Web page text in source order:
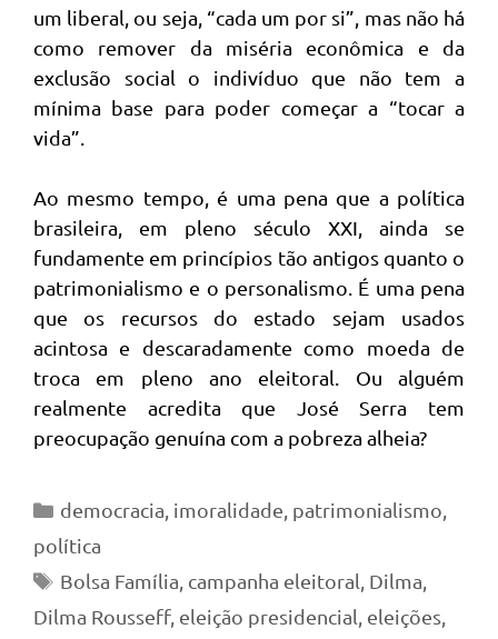
um liberal, ou seja, “cada um por si”, mas não há
como remover da miséria econômica e da
exclusão social o indivíduo que não tem a
mínima base para poder começar a “tocar a
vida”.
Ao mesmo tempo, é uma pena que a política
brasileira, em pleno século XXI, ainda se
fundamente em princípios tão antigos quanto o
patrimonialismo e o personalismo. É uma pena
que os recursos do estado sejam usados
acintosa e descaradamente como moeda de
troca em pleno ano eleitoral. Ou alguém
realmente acredita que José Serra tem
preocupação genuína com a pobreza alheia?
Categorias
democracia imoralidade patrimonialismo
política
Tags
Bolsa Família campanha eleitoral Dilma
Dilma Rousseff, eleição presidencial eleições